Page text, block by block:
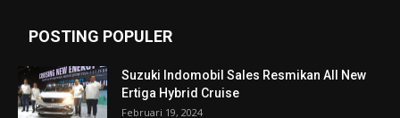
POSTING POPULER
Suzuki Indomobil Sales Resmikan All New
Ertiga Hybrid Cruise
Februari 19, 2024